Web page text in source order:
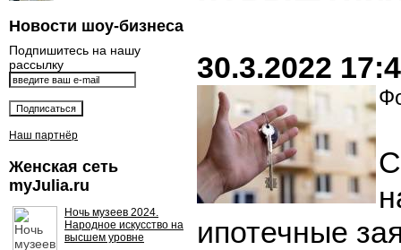
Новости шоу-бизнеса
Подпишитесь на нашу
рассылку
Наш партнёр
Женская сеть
myJulia.ru
Ночь музеев 2024.
Народное искусство на
высшем уровне
30.3.2022
ипотечные